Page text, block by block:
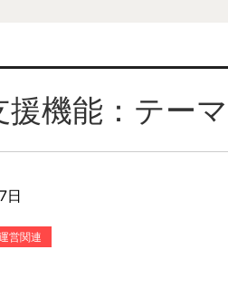
援機能：テー
日
営関連